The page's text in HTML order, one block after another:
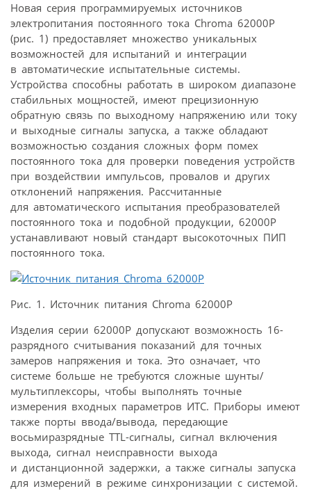
Новая серия программируемых источников
электропитания постоянного тока Chroma 62000Р
(рис. 1) предоставляет множество уникальных
возможностей для испытаний и интеграции
в автоматические испытательные системы.
Устройства способны работать в широком диапазоне
стабильных мощностей, имеют прецизионную
обратную связь по выходному напряжению или току
и выходные сигналы запуска, а также обладают
возможностью создания сложных форм помех
постоянного тока для проверки поведения устройств
при воздействии импульсов, провалов и других
отклонений напряжения. Рассчитанные
для автоматического испытания преобразователей
постоянного тока и подобной продукции, 62000P
устанавливают новый стандарт высокоточных ПИП
постоянного тока.
Рис. 1. Источник питания Chroma 62000P
Изделия серии 62000Р допускают возможность 16-
разрядного считывания показаний для точных
замеров напряжения и тока. Это означает, что
системе больше не требуются сложные шунты/
мультиплексоры, чтобы выполнять точные
измерения входных параметров ИТС. Приборы имеют
также порты ввода/вывода, передающие
восьмиразрядные TTL-сигналы, сигнал включения
выхода, сигнал неисправности выхода
и дистанционной задержки, а также сигналы запуска
для измерений в режиме синхронизации с системой.